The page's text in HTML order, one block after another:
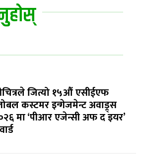
जित्यो १५औं एसीईएफ
कस्टमर इन्गेजमेन्ट अवाड्र्स
मा ‘पीआर एजेन्सी अफ द इयर’